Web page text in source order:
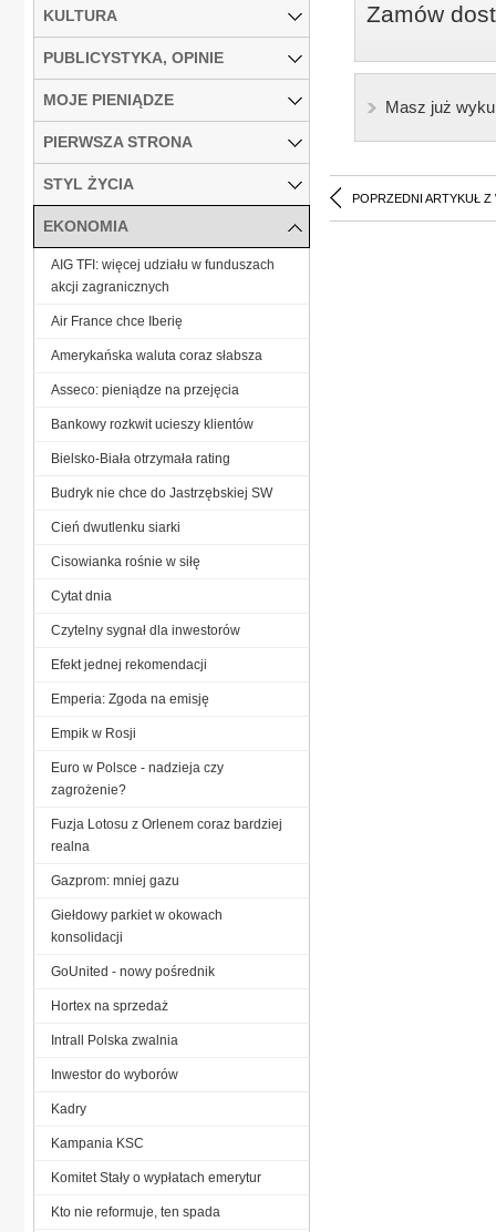
Zamów
Masz już
POPRZEDNI ARTYKUŁ Z
KULTURA
PUBLICYSTYKA, OPINIE
MOJE PIENIĄDZE
PIERWSZA STRONA
STYL ŻYCIA
EKONOMIA
AIG TFI: więcej udziału w funduszach
akcji zagranicznych
Air France chce Iberię
Amerykańska waluta coraz słabsza
Asseco: pieniądze na przejęcia
Bankowy rozkwit ucieszy klientów
Bielsko-Biała otrzymała rating
Budryk nie chce do Jastrzębskiej SW
Cień dwutlenku siarki
Cisowianka rośnie w siłę
Cytat dnia
Czytelny sygnał dla inwestorów
Efekt jednej rekomendacji
Emperia: Zgoda na emisję
Empik w Rosji
Euro w Polsce - nadzieja czy
zagrożenie?
Fuzja Lotosu z Orlenem coraz bardziej
realna
Gazprom: mniej gazu
Giełdowy parkiet w okowach
konsolidacji
GoUnited - nowy pośrednik
Hortex na sprzedaż
Intrall Polska zwalnia
Inwestor do wyborów
Kadry
Kampania KSC
Komitet Stały o wypłatach emerytur
Kto nie reformuje, ten spada